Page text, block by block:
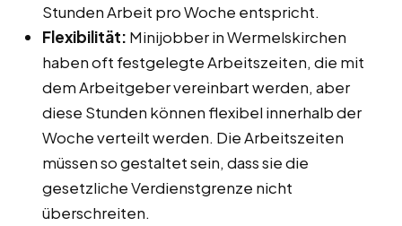
Stunden Arbeit pro Woche entspricht.
Flexibilität: Minijobber in Wermelskirchen
haben oft festgelegte Arbeitszeiten, die mit
dem Arbeitgeber vereinbart werden, aber
diese Stunden können flexibel innerhalb der
Woche verteilt werden. Die Arbeitszeiten
müssen so gestaltet sein, dass sie die
gesetzliche Verdienstgrenze nicht
überschreiten.